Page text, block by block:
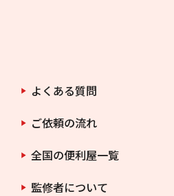
よくある質問
ご依頼の流れ
全国の便利屋一覧
監修者について